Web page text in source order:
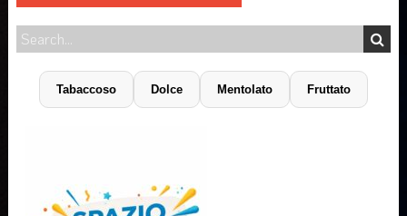
Tabaccoso Dolce Mentolato Fruttato